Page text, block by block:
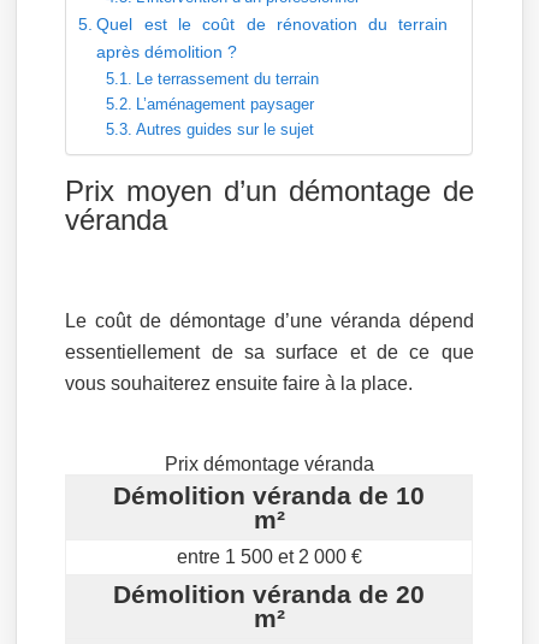
Quel est le coût de rénovation du terrain
après démolition ?
Le terrassement du terrain
L’aménagement paysager
Autres guides sur le sujet
Prix moyen d’un démontage de
véranda
Le coût de démontage d’une véranda dépend
essentiellement de sa surface et de ce que
vous souhaiterez ensuite faire à la place.
Prix démontage véranda
Démolition véranda de 10
m²
entre 1 500 et 2 000 €
Démolition véranda de 20
m²